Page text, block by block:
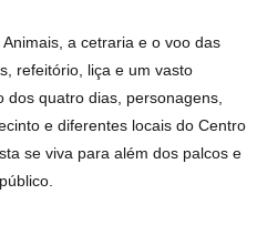
a cetraria e o voo das
refeitório, liça e um vasto
quatro dias, personagens,
e diferentes locais do Centro
se viva para além dos palcos e